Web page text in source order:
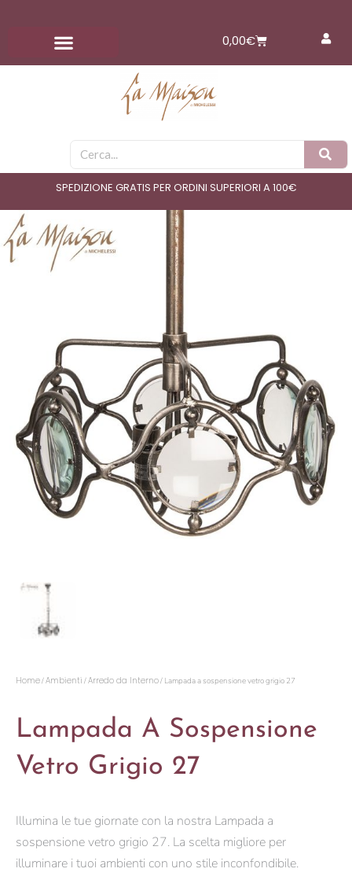
contenuto
0,00€Carrello
Cerca
SPEDIZIONE GRATIS PER ORDINI SUPERIORI A 100€
Home/Ambienti /Arredo da Interno/ Lampada a sospensione vetro grigio 27
Lampada A Sospensione
Vetro Grigio 27
Illumina le tue giornate con la nostra Lampada a
sospensione vetro grigio 27. La scelta migliore per
illuminare i tuoi ambienti con uno stile inconfondibile.